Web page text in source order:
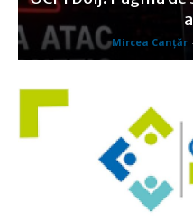
Mircea Canţăr